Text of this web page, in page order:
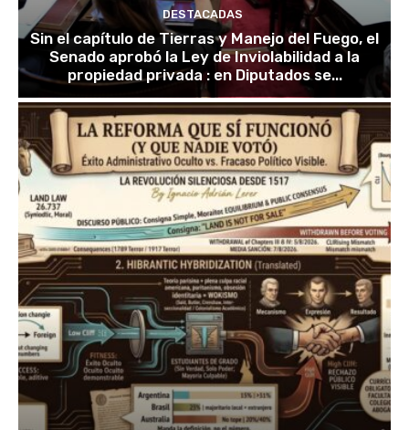
DESTACADAS
Sin el capítulo de Tierras y Manejo del Fuego, el
Senado aprobó la Ley de Inviolabilidad a la
propiedad privada : en Diputados se...